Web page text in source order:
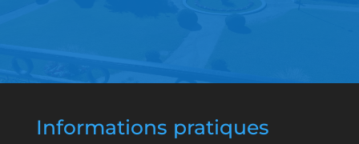
Informations pratiques